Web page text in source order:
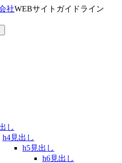
WEBサイトガイドライン
し
h4見出し
h5見出し
h6見出し